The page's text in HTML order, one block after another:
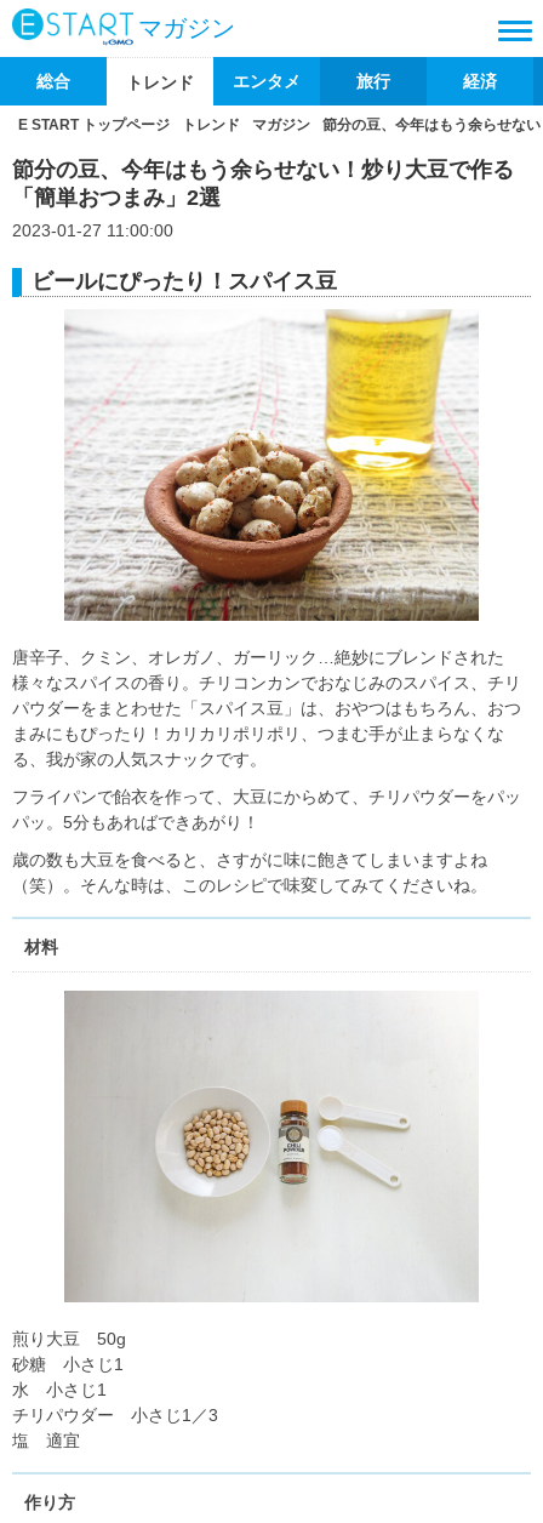
マガジン
総合 トレンド エンタメ 旅行 経済
E START トップページ トレンド マガジン 節分の豆、今年はもう余らせな
節分の豆、今年はもう余らせない！炒り大豆で作る
「簡単おつまみ」2選
2023-01-27 11:00:00
ビールにぴったり！スパイス豆
唐辛子、クミン、オレガノ、ガーリック…絶妙にブレンドされた
様々なスパイスの香り。チリコンカンでおなじみのスパイス、チリ
パウダーをまとわせた「スパイス豆」は、おやつはもちろん、おつ
まみにもぴったり！カリカリポリポリ、つまむ手が止まらなくな
る、我が家の人気スナックです。
フライパンで飴衣を作って、大豆にからめて、チリパウダーをパッ
パッ。5分もあればできあがり！
歳の数も大豆を食べると、さすがに味に飽きてしまいますよね
（笑）。そんな時は、このレシピで味変してみてくださいね。
材料
煎り大豆 50g
砂糖 小さじ1
水 小さじ1
チリパウダー 小さじ1／3
塩 適宜
作り方